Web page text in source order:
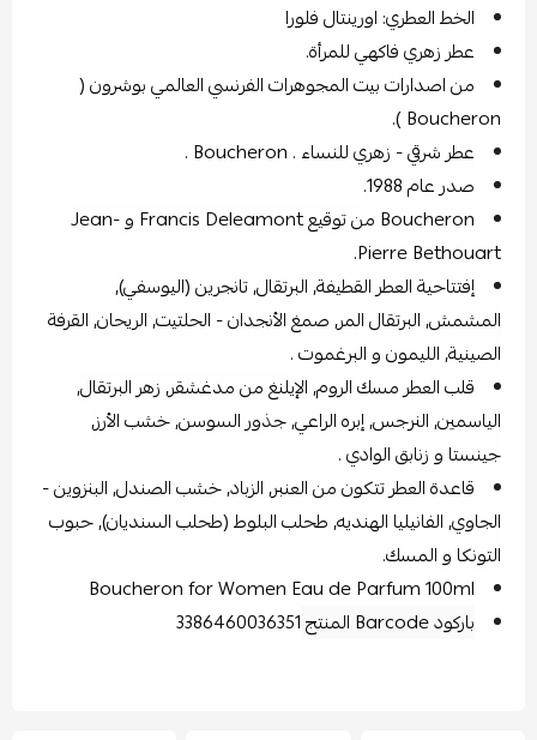
الخط العطري: اورينتال فلورا
عطر زهري فاكهي للمرأة.
من اصدارات بيت المجوهرات الفرنسي العالمي بوشرون (
Boucheron ).
عطر شرقي - زهري للنساء . Boucheron .
صدر عام 1988.
Boucheron من توقيع Francis Deleamont و Jean-
Pierre Bethouart.
إفتتاحية العطر القطيفة, البرتقال, تانجرين (اليوسفي),
المشمش, البرتقال المر, صمغ الأنجدان - الحلتيت, الريحان, القرفة
الصينية, الليمون و البرغموت .
قلب العطر مسك الروم, الإيلنغ من مدغشقر, زهر البرتقال,
الياسمين, النرجس, إبره الراعي, جذور السوسن, خشب الأرز,
جينستا و زنابق الوادي .
قاعدة العطر تتكون من العنبر, الزباد, خشب الصندل, البنزوين -
الجاوي, الفانيليا الهنديه, طحلب البلوط (طحلب السنديان), حبوب
التونكا و المسك.
Boucheron for Women Eau de Parfum 100ml
باركود Barcode المنتج
3386460036351